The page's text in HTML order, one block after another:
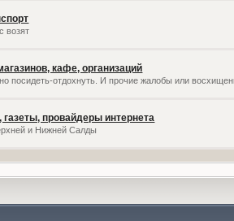
возят
кафе, организаций
посидеть-отдохнуть. И прочие жалобы или
провайдеры интернета
и Нижней Салды